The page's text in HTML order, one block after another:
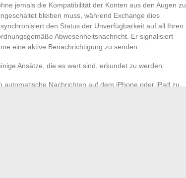
jemals die Kompatibilität der Konten aus den Augen zu
bleiben muss, während Exchange dies
den Status der Unverfügbarkeit auf all Ihren
Abwesenheitsnachricht. Er signalisiert
eine aktive Benachrichtigung zu senden.
Ansätze, die es wert sind, erkundet zu werden:
automatische Nachrichten auf dem iPhone oder iPad zu